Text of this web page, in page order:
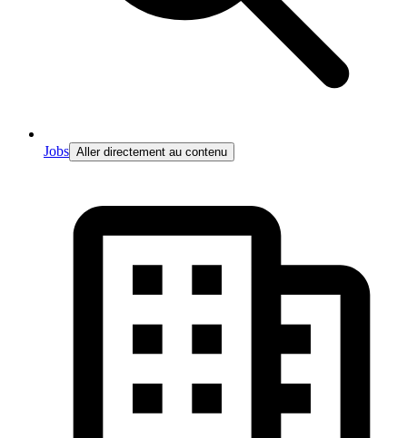
Jobs Aller directement au contenu